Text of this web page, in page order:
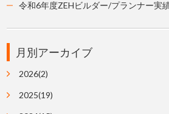
令和6年度ZEHビルダー/プランナー実
月別アーカイブ
2026(2)
2025(19)